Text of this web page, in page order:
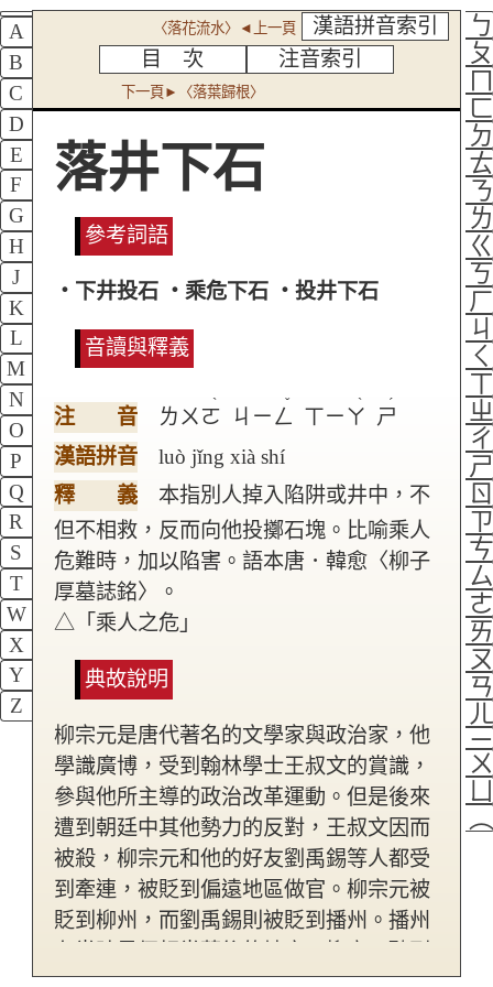
A
B
C
D
E
F
G
H
J
K
L
M
N
O
P
Q
R
S
T
W
X
Y
Z
〈落花流水〉◄上一頁
漢語拼音索引
目 次
注音索引
下一頁►〈落葉歸根〉
落井下石
參考詞語
‧下井投石 ‧乘危下石 ‧投井下石
音讀與釋義
注 音 ㄌㄨㄛ
ˋ
ㄐㄧㄥ
ˇ
ㄒㄧㄚ
ˋ
ㄕ
ˊ
漢語拼音
luò jǐng xià shí
釋 義
本指別人掉入陷阱或井中，不
但不相救，反而向他投擲石塊。比喻乘人
危難時，加以陷害。語本唐．韓愈〈柳子
厚墓誌銘〉。
△「乘人之危」
典故說明
柳宗元是唐代著名的文學家與政治家，他
學識廣博，受到翰林學士王叔文的賞識，
參與他所主導的政治改革運動。但是後來
遭到朝廷中其他勢力的反對，王叔文因而
被殺，柳宗元和他的好友劉禹錫等人都受
到牽連，被貶到偏遠地區做官。柳宗元被
貶到柳州，而劉禹錫則被貶到播州。播州
這個消息替好友感到難過，想到劉禹錫還